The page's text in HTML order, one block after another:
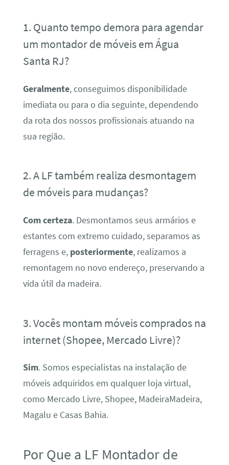
1. Quanto tempo demora para agendar
um montador de móveis em Água
Santa RJ?
Geralmente, conseguimos disponibilidade
imediata ou para o dia seguinte, dependendo
da rota dos nossos profissionais atuando na
sua região.
2. A LF também realiza desmontagem
de móveis para mudanças?
Com certeza. Desmontamos seus armários e
estantes com extremo cuidado, separamos as
ferragens e, posteriormente, realizamos a
remontagem no novo endereço, preservando a
vida útil da madeira.
3. Vocês montam móveis comprados na
internet (Shopee, Mercado Livre)?
Sim. Somos especialistas na instalação de
móveis adquiridos em qualquer loja virtual,
como Mercado Livre, Shopee, MadeiraMadeira,
Magalu e Casas Bahia.
Por Que a LF Montador de